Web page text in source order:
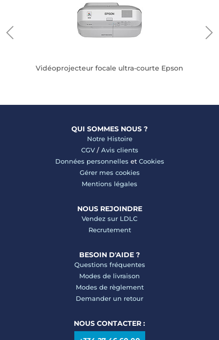
Vidéoprojecteur focale ultra-courte Epson
QUI SOMMES NOUS ?
Notre Histoire
CGV/ Avis clients
Données personnelles et Cookies
Gérer mes cookies
Mentions légales
NOUS REJOINDRE
Vendez sur LDLC
Recrutement
BESOIN D'AIDE ?
Questions fréquentes
Modes de livraison
Modes de règlement
Demander un retour
NOUS CONTACTER :